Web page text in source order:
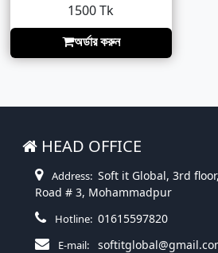
1500 Tk
অর্ডার করুন
HEAD OFFICE
Address: Soft it Global, 3rd
Road # 3, Mohammadpur
Hotline: 01615597820
E-mail: